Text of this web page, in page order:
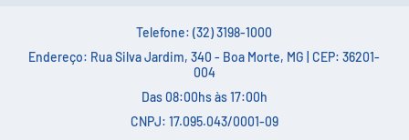
Telefone: (32) 3198-1000
Endereço: Rua Silva Jardim, 340 - Boa Morte, MG | CEP: 36201-
004
Das 08:00hs às 17:00h
CNPJ: 17.095.043/0001-09